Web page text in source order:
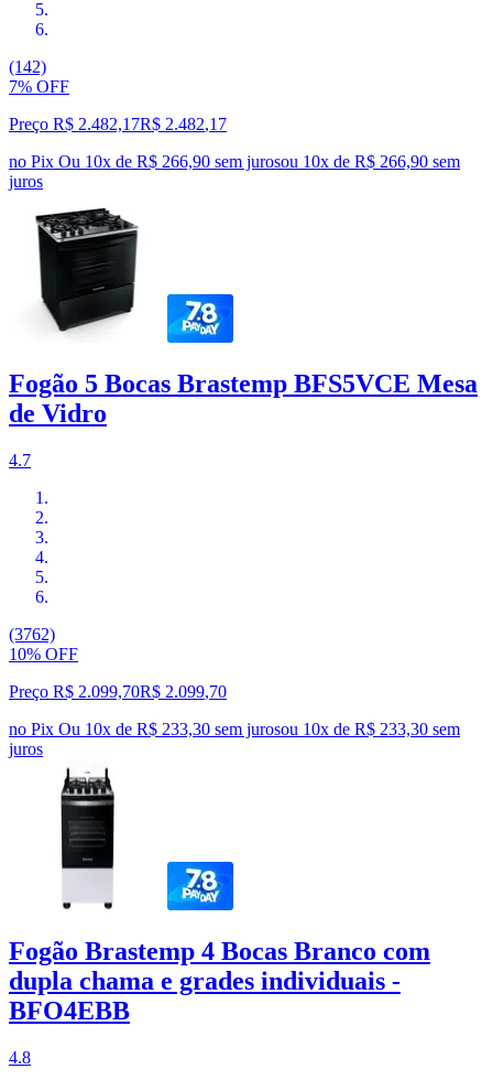
(142)
7% OFF
Preço R$ 2.482,17R$ 2.482,17
no Pix Ou 10x de R$ 266,90 sem jurosou 10x de R$ 266,90 sem
juros
Fogão 5 Bocas Brastemp BFS5VCE Mesa
de Vidro
4.7
(3762)
10% OFF
Preço R$ 2.099,70R$ 2.099,70
no Pix Ou 10x de R$ 233,30 sem jurosou 10x de R$ 233,30 sem
juros
Fogão Brastemp 4 Bocas Branco com
dupla chama e grades individuais -
BFO4EBB
4.8